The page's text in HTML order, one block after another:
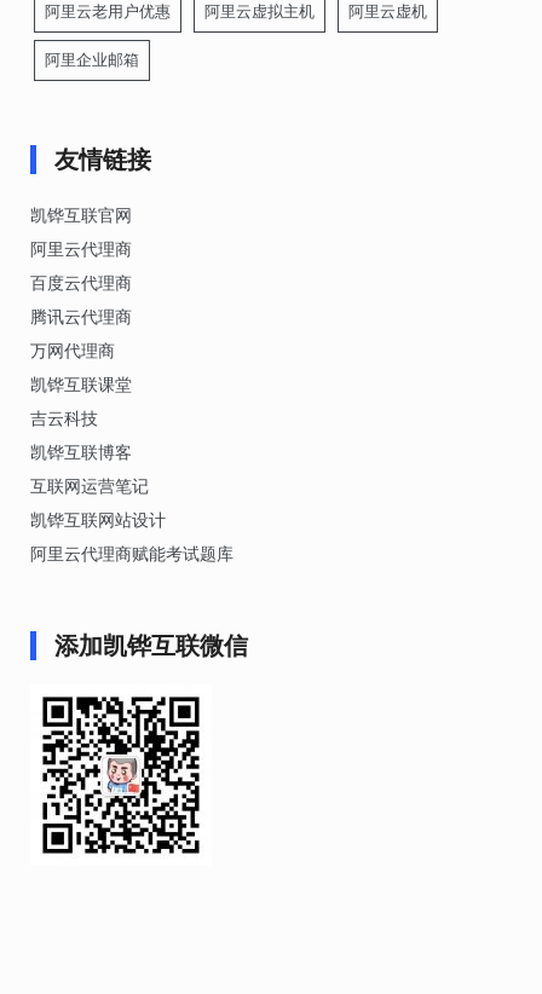
阿里云老用户优惠 阿里云虚拟主机 阿里云虚机
阿里企业邮箱
友情链接
凯铧互联官网
阿里云代理商
百度云代理商
腾讯云代理商
万网代理商
凯铧互联课堂
吉云科技
凯铧互联博客
互联网运营笔记
凯铧互联网站设计
阿里云代理商赋能考试题库
添加凯铧互联微信